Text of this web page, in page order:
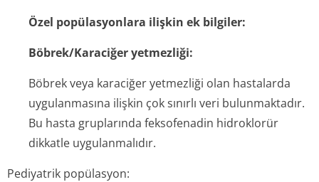
Özel popülasyonlara ilişkin ek bilgiler:
Böbrek/Karaciğer yetmezliği:
Böbrek veya karaciğer yetmezliği olan hastalarda
uygulanmasına ilişkin çok sınırlı veri bulunmaktadır.
Bu hasta gruplarında feksofenadin hidroklorür
dikkatle uygulanmalıdır.
Pediyatrik popülasyon: